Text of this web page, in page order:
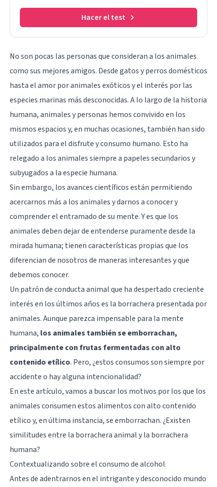
Hacer el test
No son pocas las personas que consideran a los animales
como sus mejores amigos. Desde gatos y perros domésticos
hasta el amor por animales exóticos y el interés por las
especies marinas más desconocidas. A lo largo de la historia
humana, animales y personas hemos convivido en los
mismos espacios y, en muchas ocasiones, también han sido
utilizados para el disfrute y consumo humano. Esto ha
relegado a los animales siempre a papeles secundarios y
subyugados a la especie humana.
Sin embargo, los avances científicos están permitiendo
acercarnos más a los animales y darnos a conocer y
comprender el entramado de su mente. Y es que los
animales deben dejar de entenderse puramente desde la
mirada humana; tienen características propias que los
diferencian de nosotros de maneras interesantes y que
debemos conocer.
Un patrón de conducta animal que ha despertado creciente
interés en los últimos años es la borrachera presentada por
animales. Aunque parezca impensable para la mente
humana, los animales también se emborrachan,
principalmente con frutas fermentadas con alto
contenido etílico. Pero, ¿estos consumos son siempre por
accidente o hay alguna intencionalidad?
En este artículo, vamos a buscar los motivos por los que los
animales consumen estos alimentos con alto contenido
etílico y, en última instancia, se emborrachan. ¿Existen
similitudes entre la borrachera animal y la borrachera
humana?
Contextualizando sobre el consumo de alcohol
Antes de adentrarnos en el intrigante y desconocido mundo